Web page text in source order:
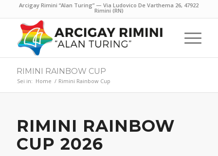
Arcigay Rimini “Alan Turing” — Via Ludovico De Varthema 26, 47922
Rimini (RN)
RIMINI RAINBOW CUP
Sei in: Home / Rimini Rainbow Cup
RIMINI RAINBOW
CUP 2026